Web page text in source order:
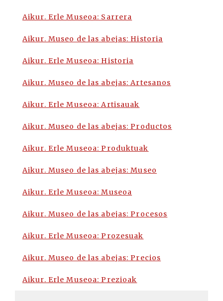
Aikur. Erle Museoa: Sarrera
Aikur. Museo de las abejas: Historia
Aikur. Erle Museoa: Historia
Aikur. Museo de las abejas: Artesanos
Aikur. Erle Museoa: Artisauak
Aikur. Museo de las abejas: Productos
Aikur. Erle Museoa: Produktuak
Aikur. Museo de las abejas: Museo
Aikur. Erle Museoa: Museoa
Aikur. Museo de las abejas: Procesos
Aikur. Erle Museoa: Prozesuak
Aikur. Museo de las abejas: Precios
Aikur. Erle Museoa: Prezioak